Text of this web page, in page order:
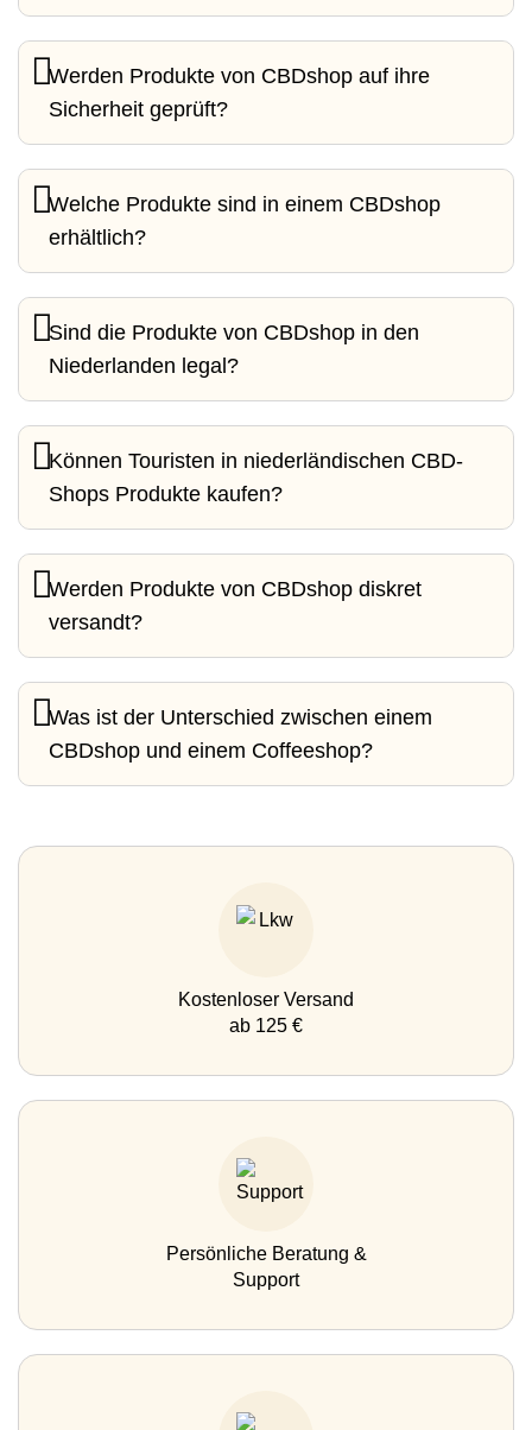
Werden Produkte von CBDshop auf ihre
Sicherheit geprüft?
Welche Produkte sind in einem CBDshop
erhältlich?
Sind die Produkte von CBDshop in den
Niederlanden legal?
Können Touristen in niederländischen CBD-
Shops Produkte kaufen?
Werden Produkte von CBDshop diskret
versandt?
Was ist der Unterschied zwischen einem
CBDshop und einem Coffeeshop?
Kostenloser Versand
ab 125 €
Persönliche Beratung &
Support